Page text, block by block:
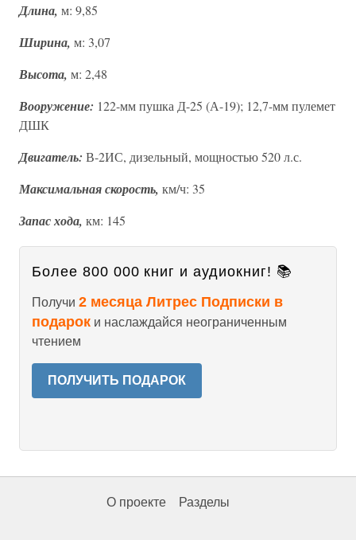
Длина, м: 9,85
Ширина, м: 3,07
Высота, м: 2,48
Вооружение: 122-мм пушка Д-25 (А-19); 12,7-мм пулемет
ДШК
Двигатель: В-2ИС, дизельный, мощностью 520 л.с.
Максимальная скорость, км/ч: 35
Запас хода, км: 145
Более 800 000 книг и аудиокниг! 📚
Получи 2 месяца Литрес Подписки в
подарок и наслаждайся неограниченным
чтением
ПОЛУЧИТЬ ПОДАРОК
О проекте Разделы